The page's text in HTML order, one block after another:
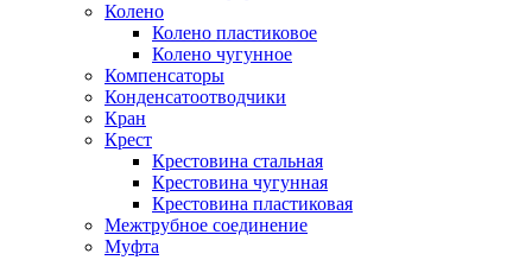
Колено
Колено пластиковое
Колено чугунное
Компенсаторы
Конденсатоотводчики
Кран
Крест
Крестовина стальная
Крестовина чугунная
Крестовина пластиковая
Межтрубное соединение
Муфта